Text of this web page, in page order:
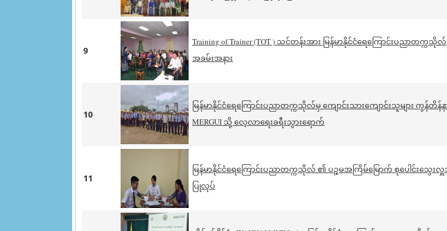
9
Training of Trainer (TOT ) သင်တန်းအား မြန်မာနိုင်ငံရေကြောင်းပညာတက္
အခမ်းအနား
10
မြန်မာနိုင်ငံရေကြောင်းပညာတက္ကသိုလ်မှ ကျောင်းသားကျောင်းသူများ ကွန်တိန်န
MERGUI သို့ လေ့လာရေးခရီးသွားရောက်
11
မြန်မာနိုင်ငံရေကြောင်းပညာတက္ကသိုလ် ၏ ပဉ္စမအကြိမ်မြောက် စုပေါင်းသွေးလှူဒ
ပြုလုပ်